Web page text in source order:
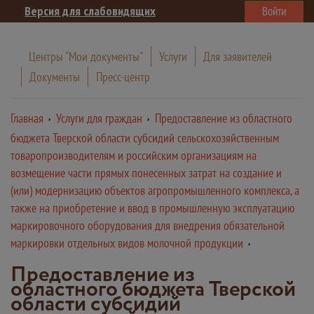
Версия для слабовидящих Войти
Центры "Мои документы" Услуги
Для заявителей
Документы
Пресс-центр
Главная Услуги для граждан
Предоставление из областного
бюджета Тверской области субсидий сельскохозяйственным
товаропроизводителям и российским организациям на
возмещение части прямых понесенных затрат на создание и
(или) модернизацию объектов агропромышленного комплекса, а
также на приобретение и ввод в промышленную эксплуатацию
маркировочного оборудования для внедрения обязательной
маркировки отдельных видов молочной продукции
Предоставление из
областного бюджета Тверской
области субсидий